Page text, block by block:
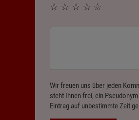
☆
☆
☆
☆
☆
Wir freuen uns über jeden
steht Ihnen frei, ein
Eintrag auf unbestimmte Zeit